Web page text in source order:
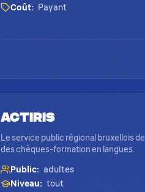
Coût:
Payant
Actiris
Le service public régional bruxellois
des chèques-formation en langues.
Public: adultes
Niveau: tout